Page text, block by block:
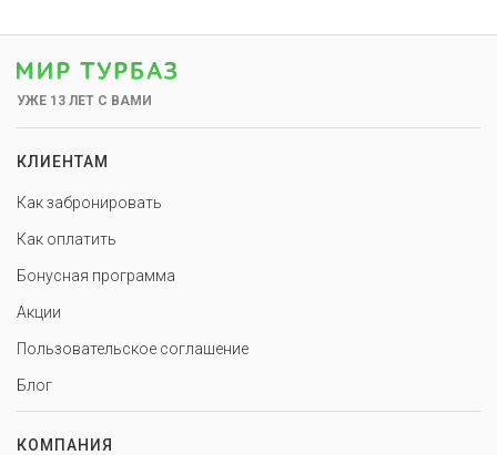
УЖЕ 13 ЛЕТ С ВАМИ
КЛИЕНТАМ
Как забронировать
Как оплатить
Бонусная программа
Акции
Пользовательское соглашение
Блог
КОМПАНИЯ